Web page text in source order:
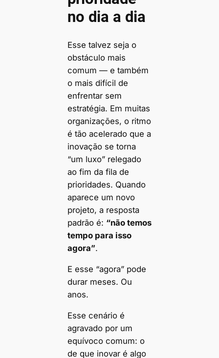
no dia a dia
Esse talvez seja o
obstáculo mais
comum — e também
o mais difícil de
enfrentar sem
estratégia. Em muitas
organizações, o ritmo
é tão acelerado que a
inovação se torna
“um luxo” relegado
ao fim da fila de
prioridades. Quando
aparece um novo
projeto, a resposta
padrão é: “não temos
tempo para isso
agora”.
E esse “agora” pode
durar meses. Ou
anos.
Esse cenário é
agravado por um
equívoco comum: o
de que inovar é algo